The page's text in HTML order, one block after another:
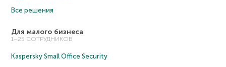
Все решения
Для малого бизнеса
1–25 СОТРУДНИКОВ
Kaspersky Small Office Security